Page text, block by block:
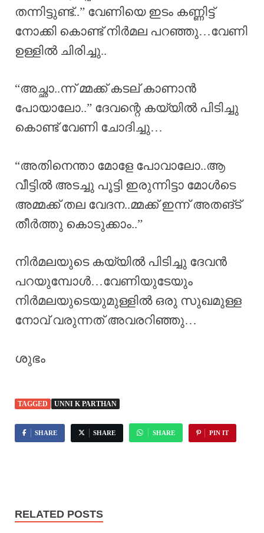
തന്നിട്ടുണ്ട്..” വേണിയെ ഇടം കണ്ണിട്ട്
നോക്കി കൊണ്ട് നിർമല പറഞ്ഞു…വേണി
ഉള്ളിൽ ചിരിച്ചു..
“അച്ഛാ..ന്ന് മ്മക്ക് കടല് കാണാൻ
പോയാലോ..” ദേവന്റെ കയ്യിൽ പിടിച്ചു
കൊണ്ട് വേണി ചോദിച്ചു…
“അതിനെന്താ മോളേ പോവാലോ..ആ
വീട്ടിൽ അടച്ചു പൂട്ടി ഇരുന്നിട്ടാ മോൾടെ
അമ്മക്ക് തല വേദന..മ്മക്ക് ഇന്ന് അതങ്ട്
തീർത്തു കൊടുക്കാം..”
നിർമലയുടെ കയ്യിൽ പിടിച്ചു ദേവൻ
പറയുമ്പോൾ…വേണിയുടേയും
നിർമലയുടെയുമുള്ളിൽ ഒരു സുഖമുള്ള
നോവ് വരുന്നത് അവരറിഞ്ഞു…
ശുഭം
TAGGED UNNI K PARTHAN
SHARE SHARE SHARE PIN IT
RELATED POSTS